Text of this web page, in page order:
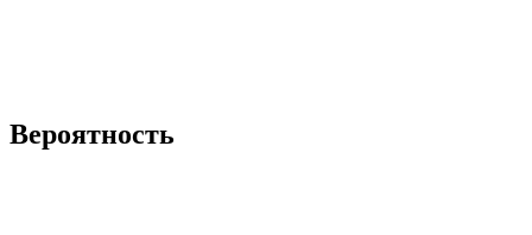
Вероятность